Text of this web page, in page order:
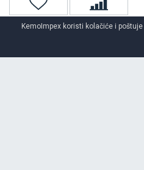
KemoImpex koristi kolačiće i